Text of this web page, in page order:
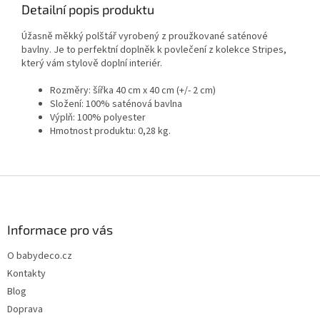
Detailní popis produktu
Úžasně měkký polštář vyrobený z proužkované saténové
bavlny. Je to perfektní doplněk k povlečení z kolekce Stripes,
který vám stylově doplní interiér.
Rozměry: šířka 40 cm x 40 cm (+/- 2 cm)
Složení: 100% saténová bavlna
Výplň: 100% polyester
Hmotnost produktu: 0,28 kg.
Informace pro vás
O babydeco.cz
Kontakty
Blog
Doprava